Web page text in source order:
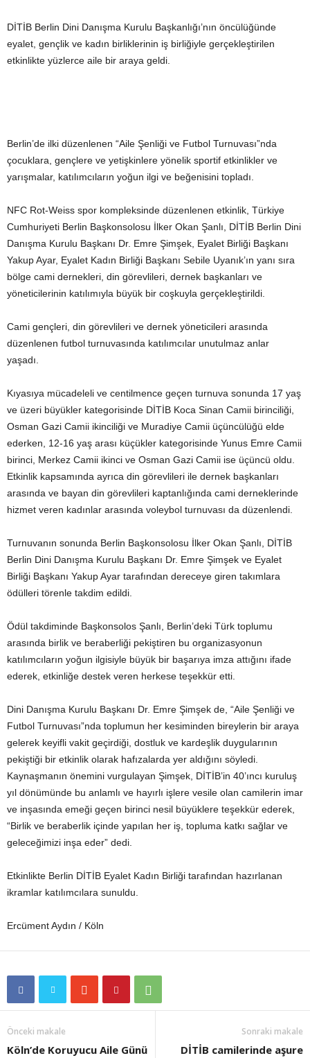
DİTİB Berlin Dini Danışma Kurulu Başkanlığı’nın öncülüğünde
eyalet, gençlik ve kadın birliklerinin iş birliğiyle gerçekleştirilen
etkinlikte yüzlerce aile bir araya geldi.
Berlin’de ilki düzenlenen “Aile Şenliği ve Futbol Turnuvası”nda
çocuklara, gençlere ve yetişkinlere yönelik sportif etkinlikler ve
yarışmalar, katılımcıların yoğun ilgi ve beğenisini topladı.
NFC Rot-Weiss spor kompleksinde düzenlenen etkinlik, Türkiye
Cumhuriyeti Berlin Başkonsolosu İlker Okan Şanlı, DİTİB Berlin Dini
Danışma Kurulu Başkanı Dr. Emre Şimşek, Eyalet Birliği Başkanı
Yakup Ayar, Eyalet Kadın Birliği Başkanı Sebile Uyanık’ın yanı sıra
bölge cami dernekleri, din görevlileri, dernek başkanları ve
yöneticilerinin katılımıyla büyük bir coşkuyla gerçekleştirildi.
Cami gençleri, din görevlileri ve dernek yöneticileri arasında
düzenlenen futbol turnuvasında katılımcılar unutulmaz anlar
yaşadı.
Kıyasıya mücadeleli ve centilmence geçen turnuva sonunda 17 yaş
ve üzeri büyükler kategorisinde DİTİB Koca Sinan Camii birinciliği,
Osman Gazi Camii ikinciliği ve Muradiye Camii üçüncülüğü elde
ederken, 12-16 yaş arası küçükler kategorisinde Yunus Emre Camii
birinci, Merkez Camii ikinci ve Osman Gazi Camii ise üçüncü oldu.
Etkinlik kapsamında ayrıca din görevlileri ile dernek başkanları
arasında ve bayan din görevlileri kaptanlığında cami derneklerinde
hizmet veren kadınlar arasında voleybol turnuvası da düzenlendi.
Turnuvanın sonunda Berlin Başkonsolosu İlker Okan Şanlı, DİTİB
Berlin Dini Danışma Kurulu Başkanı Dr. Emre Şimşek ve Eyalet
Birliği Başkanı Yakup Ayar tarafından dereceye giren takımlara
ödülleri törenle takdim edildi.
Ödül takdiminde Başkonsolos Şanlı, Berlin’deki Türk toplumu
arasında birlik ve beraberliği pekiştiren bu organizasyonun
katılımcıların yoğun ilgisiyle büyük bir başarıya imza attığını ifade
ederek, etkinliğe destek veren herkese teşekkür etti.
Dini Danışma Kurulu Başkanı Dr. Emre Şimşek de, “Aile Şenliği ve
Futbol Turnuvası”nda toplumun her kesiminden bireylerin bir araya
gelerek keyifli vakit geçirdiği, dostluk ve kardeşlik duygularının
pekiştiği bir etkinlik olarak hafızalarda yer aldığını söyledi.
Kaynaşmanın önemini vurgulayan Şimşek, DİTİB’in 40’ıncı kuruluş
yıl dönümünde bu anlamlı ve hayırlı işlere vesile olan camilerin imar
ve inşasında emeği geçen birinci nesil büyüklere teşekkür ederek,
“Birlik ve beraberlik içinde yapılan her iş, topluma katkı sağlar ve
geleceğimizi inşa eder” dedi.
Etkinlikte Berlin DİTİB Eyalet Kadın Birliği tarafından hazırlanan
ikramlar katılımcılara sunuldu.
Ercüment Aydın / Köln
Önceki makale
Köln’de Koruyucu Aile Günü
Sonraki makale
DİTİB camilerinde aşure